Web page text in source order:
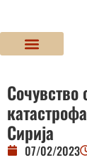
Сочувство
Сирија
07/02/2023